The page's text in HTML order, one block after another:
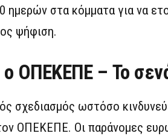
ημερών στα κόμματα για να
ψήφιση.
ΟΠΕΚΕΠΕ – Το
σχεδιασμός ωστόσο
ΟΠΕΚΕΠΕ. Οι παράνομες